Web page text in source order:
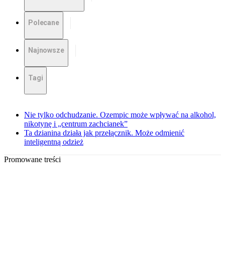
Polecane
Najnowsze
Tagi
Nie tylko odchudzanie. Ozempic może wpływać na alkohol,
nikotynę i „centrum zachcianek”
Ta dzianina działa jak przełącznik. Może odmienić
inteligentną odzież
Promowane treści